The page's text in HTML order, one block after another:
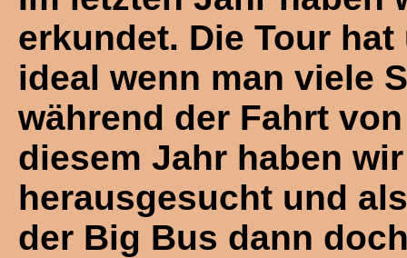
erkundet. Die Tour
ideal wenn man viele
während der Fahrt
diesem Jahr haben
herausgesucht und
der Big Bus dann